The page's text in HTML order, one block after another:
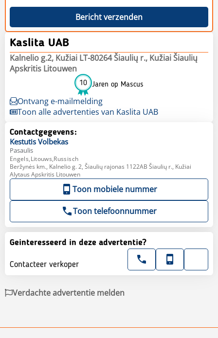
Bericht verzenden
Kaslita UAB
Kalnelio g.2, Kužiai LT-80264 Šiaulių r., Kužiai Šiaulių
Apskritis Litouwen
10 Jaren op Mascus
Ontvang e-mailmelding
Toon alle advertenties van Kaslita UAB
Contactgegevens:
Kestutis Volbekas
Pasaulis
Engels,Litouws,Russisch
Beržynės km., Kalnelio g. 2, Šiaulių rajonas 1122AB Šiaulių r., Kužiai
Alytaus Apskritis Litouwen
Toon mobiele nummer
Toon telefoonnummer
Geinteresseerd in deze advertentie?
Contacteer verkoper
Verdachte advertentie melden